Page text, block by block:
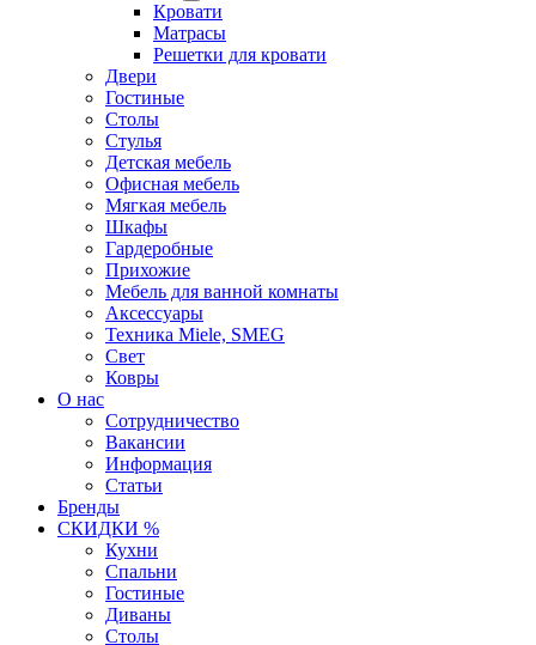
Кровати
Матрасы
Решетки для кровати
Двери
Гостиные
Столы
Стулья
Детская мебель
Офисная мебель
Мягкая мебель
Шкафы
Гардеробные
Прихожие
Мебель для ванной комнаты
Аксессуары
Техника Miele, SMEG
Свет
Ковры
О нас
Сотрудничество
Вакансии
Информация
Статьи
Бренды
СКИДКИ %
Кухни
Спальни
Гостиные
Диваны
Столы